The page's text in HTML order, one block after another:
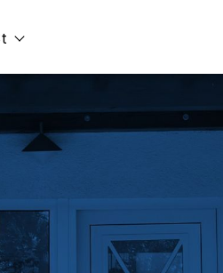
Show submenu for Über WeSt